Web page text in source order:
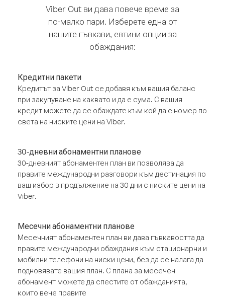
Viber Out ви дава повече време за
по-малко пари. Изберете една от
нашите гъвкави, евтини опции за
обаждания:
Кредитни пакети
Кредитът за Viber Out се добавя към вашия баланс
при закупуване на каквато и да е сума. С вашия
кредит можете да се обаждате към кой да е номер по
света на ниските цени на Viber.
30-дневни абонаментни планове
30-дневният абонаментен план ви позволява да
правите международни разговори към дестинация по
ваш избор в продължение на 30 дни с ниските цени на
Viber.
Месечни абонаментни планове
Месечният абонаментен план ви дава гъвкавостта да
правите международни обаждания към стационарни и
мобилни телефони на ниски цени, без да се налага да
подновявате вашия план. С плана за месечен
абонамент можете да спестите от обажданията,
които вече правите